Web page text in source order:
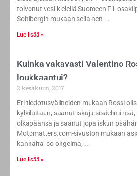
toivonut vesi kielellä Suomeen F1-
Sohlbergin mukaan sellainen
Lue lisää »
​Kuinka vakavasti Valentino
loukkaantui?
2 kesäkuun, 2017
Eri tiedotusvälineiden mukaan Rossi
kylkiluitaan, saanut iskuja
olkapäänsä ja saanut jopa iskun
Motomatters.com-sivuston mukaan
kannalta iso ongelma;
Lue lisää »